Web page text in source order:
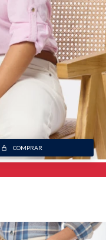
COMPRAR